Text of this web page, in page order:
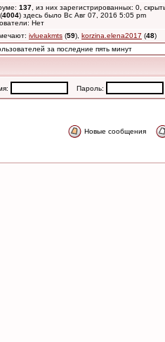
137 , из них зарегистрированных: 0,
4004) здесь было Вс Авг 07, 2016 5:05 pm
Нет
ivlueakmts (59), korzina.elena2017 (48)
за последние пять минут
Пароль:
Новые сообщения